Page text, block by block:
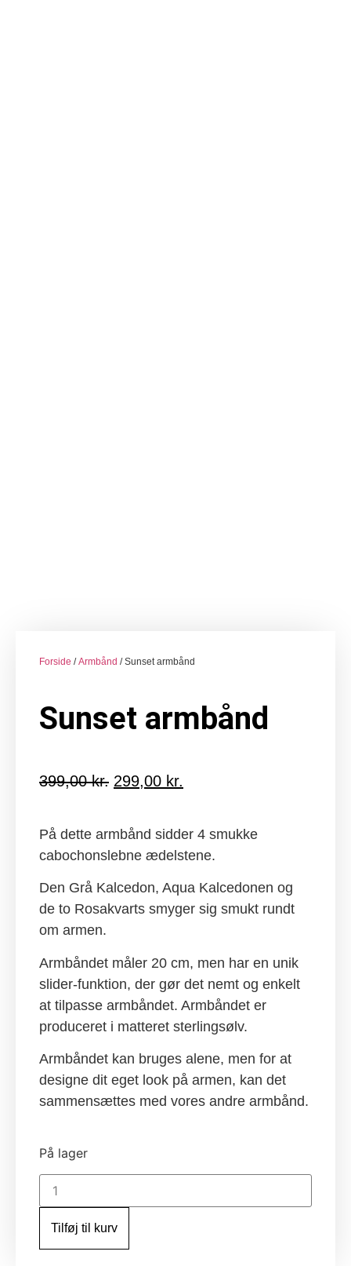
Forside /Armbånd / Sunset armbånd
Sunset armbånd
399,00kr. Den
pris
var:
299,00 kr.
pris
er:
På dette armbånd sidder 4 smukke
cabochonslebne ædelstene.
Den Grå Kalcedon, Aqua Kalcedonen og
de to Rosakvarts smyger sig smukt rundt
om armen.
Armbåndet måler 20 cm, men har en unik
slider-funktion, der gør det nemt og enkelt
at tilpasse armbåndet. Armbåndet er
produceret i matteret sterlingsølv.
Armbåndet kan bruges alene, men for at
designe dit eget look på armen, kan det
sammensættes med vores andre armbånd.
På lager
Sunset
armbånd
antal
Tilføj til kurv